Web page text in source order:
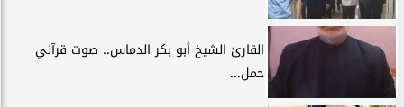
القارئ الشيخ أبو بكر الدماس.. صوت قرآني
حمل...